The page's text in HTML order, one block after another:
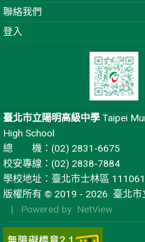
聯絡我們
登入
臺北市立陽明高級中學 Taipei
High School
總 機：(02) 2831-6675
校安專線：(02) 2838-7884
學校地址：臺北市士林區
版權所有 © 2019 - 2026 臺北市
| Powered by NetView